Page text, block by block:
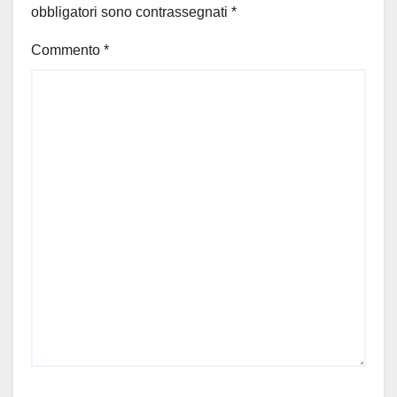
obbligatori sono contrassegnati *
Commento *